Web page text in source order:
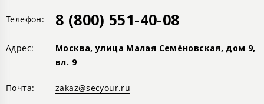
Телефон: 8 (800) 551-40-08
Адрес:
Москва, улица Малая Семёновская, дом 9,
вл. 9
Почта: zakaz@secyour.ru